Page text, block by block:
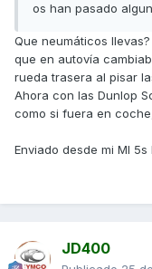
os han pasado
Que neumáticos
que en autovía
rueda trasera al pisar
Ahora con las Dunlop
como si fuera en
Enviado desde mi MI
JD400